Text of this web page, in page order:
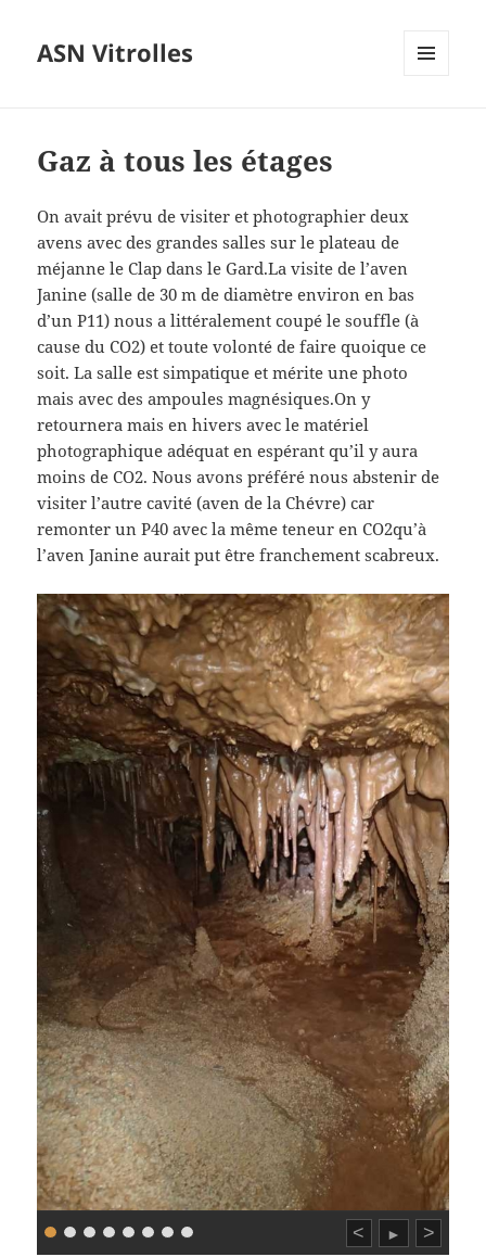
ASN Vitrolles
Gaz à tous les étages
On avait prévu de visiter et photographier deux
avens avec des grandes salles sur le plateau de
méjanne le Clap dans le Gard.La visite de l’aven
Janine (salle de 30 m de diamètre environ en bas
d’un P11) nous a littéralement coupé le souffle (à
cause du CO2) et toute volonté de faire quoique ce
soit. La salle est simpatique et mérite une photo
mais avec des ampoules magnésiques.On y
retournera mais en hivers avec le matériel
photographique adéquat en espérant qu’il y aura
moins de CO2. Nous avons préféré nous abstenir de
visiter l’autre cavité (aven de la Chévre) car
remonter un P40 avec la même teneur en CO2qu’à
l’aven Janine aurait put être franchement scabreux.
< ► >